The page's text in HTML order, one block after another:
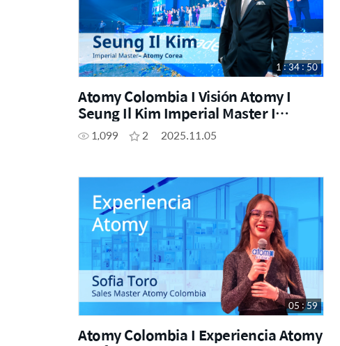
Atomy Colombia I Visión Atomy I
Seung Il Kim Imperial Master I
Academia del Éxito I Bogotá Octubre
2025
1,099 2 2025.11.05
1 : 34 : 50
Atomy Colombia I Experiencia Atomy
05 : 59